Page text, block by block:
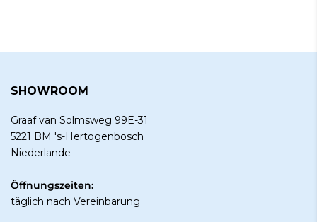
SHOWROOM
Graaf van Solmsweg 99E-31
5221 BM 's-Hertogenbosch
Niederlande
Öffnungszeiten:
täglich nach Vereinbarung